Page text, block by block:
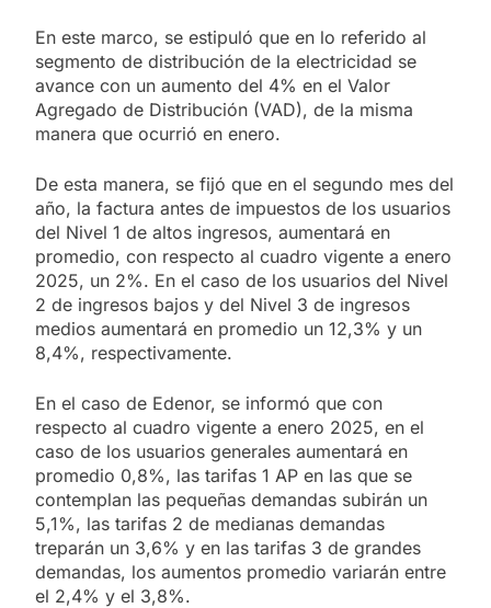
En este marco, se estipuló que en lo referido al
segmento de distribución de la electricidad se
avance con un aumento del 4% en el Valor
Agregado de Distribución (VAD), de la misma
manera que ocurrió en enero.
De esta manera, se fijó que en el segundo mes del
año, la factura antes de impuestos de los usuarios
del Nivel 1 de altos ingresos, aumentará en
promedio, con respecto al cuadro vigente a enero
2025, un 2%. En el caso de los usuarios del Nivel
2 de ingresos bajos y del Nivel 3 de ingresos
medios aumentará en promedio un 12,3% y un
8,4%, respectivamente.
En el caso de Edenor, se informó que con
respecto al cuadro vigente a enero 2025, en el
caso de los usuarios generales aumentará en
promedio 0,8%, las tarifas 1 AP en las que se
contemplan las pequeñas demandas subirán un
5,1%, las tarifas 2 de medianas demandas
treparán un 3,6% y en las tarifas 3 de grandes
demandas, los aumentos promedio variarán entre
el 2,4% y el 3,8%.